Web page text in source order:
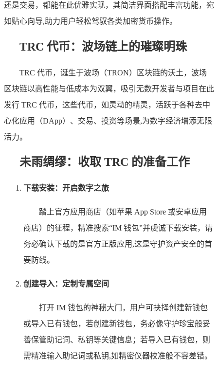
还是交易，都能在此优雅实现，其简洁界面搭配丰富功能，宛
如贴心向导,助力用户轻松驾驭各类加密货币操作。
TRC 代币：波场链上的璀璨明珠
TRC 代币，诞生于波场（TRON）区块链的沃土，波场
区块链以高性能与低成本为双翼，吸引无数开发者与项目在此
发行 TRC 代币，这些代币，如灵动的精灵，活跃于各种去中
心化应用（DApp）、交易、投资等场景,为数字经济增添无限
活力。
未雨绸缪：收取 TRC 的准备工作
下载安装：开启数字之旅
踏上官方应用商店（如苹果 App Store 或安卓应用
商店）的征程，精准搜索“IM 钱包”并虔诚下载安装，请
务必确认下载的是官方正版应用,这是守护资产安全的首
要防线。
创建导入：定制专属空间
打开 IM 钱包的神秘大门，用户可抉择创建新钱包
或导入已有钱包，若创建新钱包，务必像守护珍宝般妥
善保管助记词、私钥等关键信息；若导入已有钱包，则
需精准输入助记词或私钥,如精密仪器校准般不容差错。